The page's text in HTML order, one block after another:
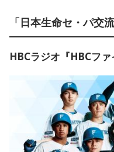
「日本生命セ・パ交
HBCラジオ『HBCファ